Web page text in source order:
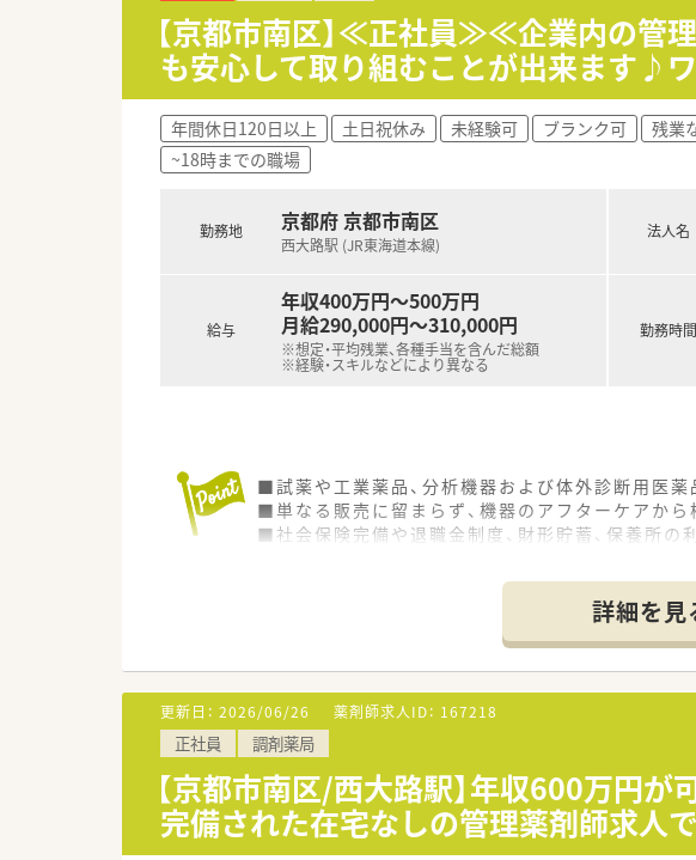
【京都市南区】≪正社員≫≪企業内の管
も安心して取り組むことが出来ます♪
年間休日120日以上 土日祝休み 未経験可 ブランク可 残業
~18時までの職場
勤務地 京都府 京都市南区
西大路駅 (JR東海道本線)
給与
年収400万円～500万円
月給290,000円～310,000円
※想定・平均残業、各種手当を含んだ総額
※経験・スキルなどにより異なる
法人名
勤務時間
■試薬や工業薬品、分析機器および体外診断用医薬
■単なる販売に留まらず、機器のアフターケアから
■社会保険完備や退職金制度、財形貯蓄、保養所の
■白血病研究基金を育てる会に所属しており、医
■次世代へ引き継ぐ環境を守るため、環境負荷が
■専門スタッフが国内外のサプライヤーや論文か
■本社等でISO14001認証を取得し、試薬や薬品
■東海地区を中心に全国へ営業拠点を展開し、地
■半世紀以上の歴史があり、「創造と努力」「誠実
詳細を見
更新日： 2026/06/26 薬剤師求人ID： 167218
正社員 調剤薬局
【京都市南区/西大路駅】年収600万円
完備された在宅なしの管理薬剤師求人で